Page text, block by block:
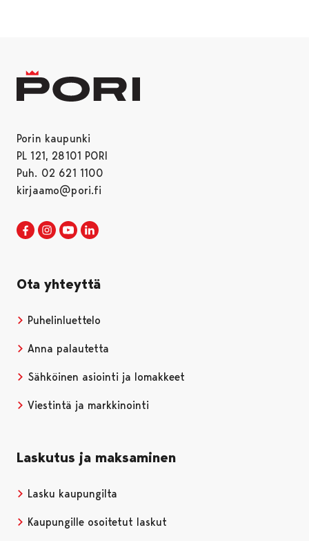
Porin kaupunki
PL 121, 28101 PORI
Puh. 02 621 1100
kirjaamo@pori.fi
Porin kaupunki Facebookissa
Avautuu uudessa välilehdessä
Porin kaupunki Instagramissa
Avautuu uudessa välilehdessä
Porin kaupunki Youtubessa
Avautuu uudessa välilehdessä
Ota yhteyttä
Puhelinluettelo
Anna palautetta
Sähköinen asiointi ja lomakkeet
Viestintä ja markkinointi
Laskutus ja maksaminen
Lasku kaupungilta
Kaupungille osoitetut laskut